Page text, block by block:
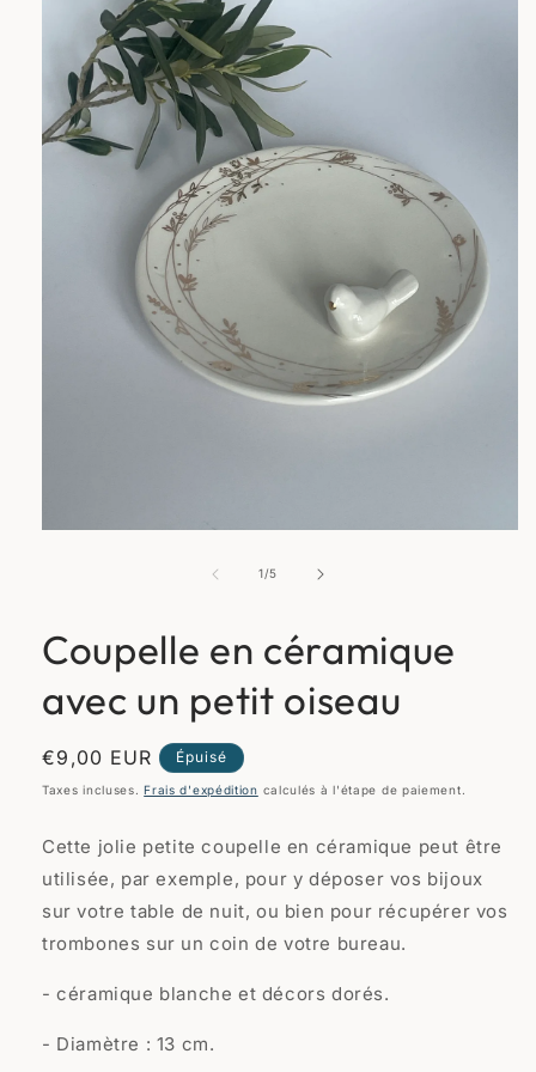
fenêtre
modale
1/de
5
Coupelle en céramique
avec un petit oiseau
Prix
habituel
€9,00 EUR Épuisé
Taxes incluses.Frais d'expédition calculés à l'étape de paiement.
Cette jolie petite coupelle en céramique peut être
utilisée, par exemple, pour y déposer vos bijoux
sur votre table de nuit, ou bien pour récupérer vos
trombones sur un coin de votre bureau.
- céramique blanche et décors dorés.
- Diamètre : 13 cm.